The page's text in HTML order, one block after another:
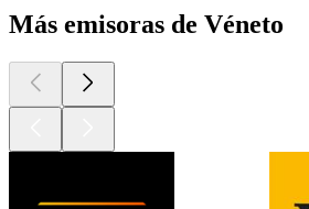
Más emisoras de Véneto